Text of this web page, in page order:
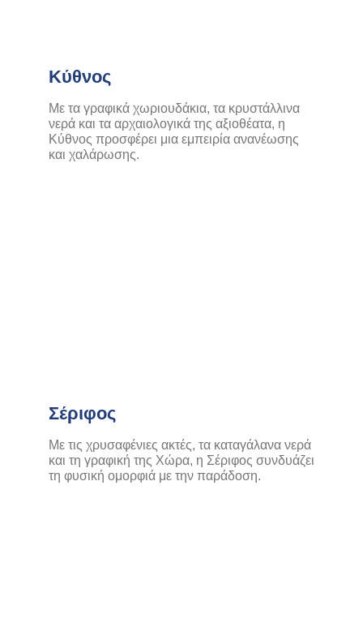
Κύθνος
Με τα γραφικά χωριουδάκια, τα κρυστάλλινα
νερά και τα αρχαιολογικά της αξιοθέατα, η
Κύθνος προσφέρει μια εμπειρία ανανέωσης
και χαλάρωσης.
Σέριφος
Με τις χρυσαφένιες ακτές, τα καταγάλανα νερά
και τη γραφική της Χώρα, η Σέριφος συνδυάζει
τη φυσική ομορφιά με την παράδοση.